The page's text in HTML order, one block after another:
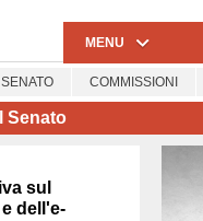
MENU
SENATO COMMISSIONI
Senato
sul
dell'e-